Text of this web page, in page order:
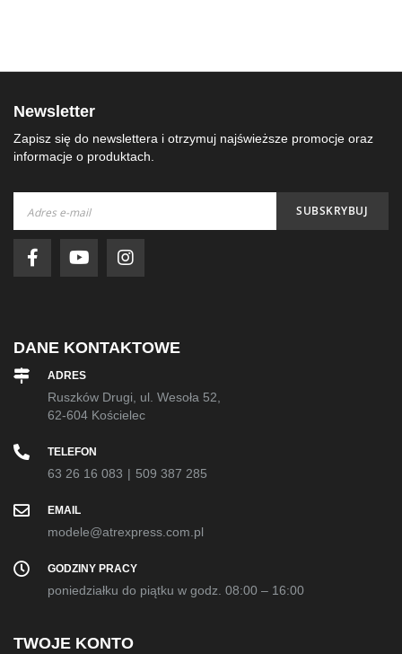
Newsletter
Zapisz się do newslettera i otrzymuj najświeższe promocje oraz
informacje o produktach.
nasz
newsletter:
SUBSKRYBUJ
DANE KONTAKTOWE
ADRES
Ruszków Drugi, ul. Wesoła 52,
62-604 Kościelec
TELEFON
63 26 16 083 | 509 387 285
EMAIL
modele@atrexpress.com.pl
GODZINY PRACY
poniedziałku do piątku w godz. 08:00 – 16:00
TWOJE KONTO